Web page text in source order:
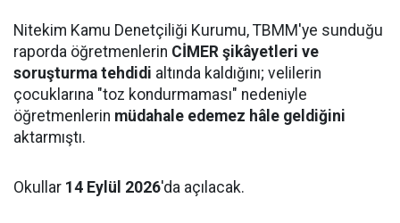
Nitekim Kamu Denetçiliği Kurumu, TBMM'ye sunduğu
raporda öğretmenlerin CİMER şikâyetleri ve
soruşturma tehdidi altında kaldığını; velilerin
çocuklarına "toz kondurmaması" nedeniyle
öğretmenlerin müdahale edemez hâle geldiğini
aktarmıştı.
Okullar 14 Eylül 2026'da açılacak.